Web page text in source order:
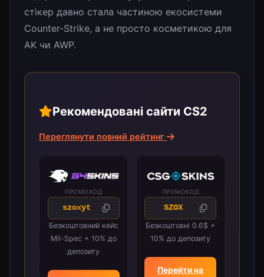
стікер давно стала частиною екосистеми
Counter-Strike, а не просто косметикою для
AK чи AWP.
Рекомендовані сайти CS2
Переглянути повний рейтинг
ПРОМОКОД
szoxyt
Безкоштовний кейс
Mil-Spec + 10% до
депозиту
ПРОМОКОД
SZOX
Безкоштовні 0.6$ +
10% до депозиту
Перейти на